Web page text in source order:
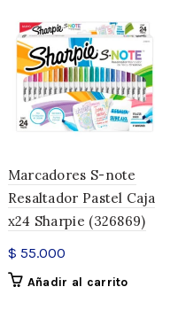
Marcadores S-note
Resaltador Pastel Caja
x24 Sharpie (326869)
$ 55.000
Añadir al carrito